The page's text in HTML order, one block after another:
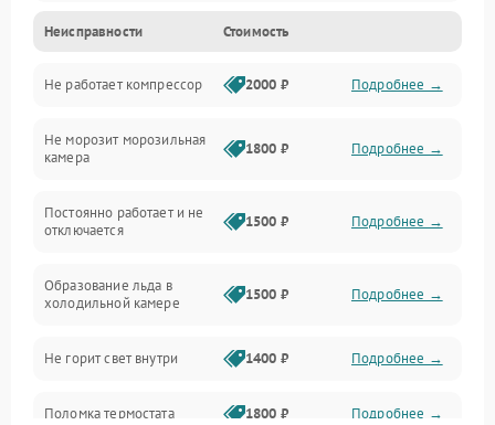
Механика
Электропитание
Дренаж
Неисправности Стоимость
Не работает компрессор 2000 ₽ Подробнее →
Не морозит морозильная
камера
1800 ₽ Подробнее →
Постоянно работает и не
отключается
1500 ₽ Подробнее →
Образование льда в
холодильной камере
1500 ₽ Подробнее →
Не горит свет внутри 1400 ₽ Подробнее →
Поломка термостата 1800 ₽ Подробнее →